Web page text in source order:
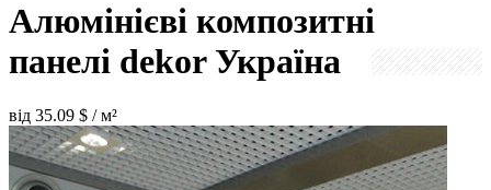
Алюмінієві композитні
панелі dekorУкраїна
від 35.09 $ / м²